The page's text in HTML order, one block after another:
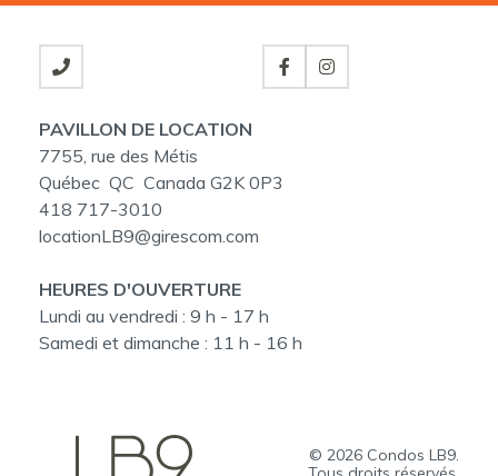
PAVILLON DE LOCATION
7755, rue des Métis
Québec QC Canada G2K 0P3
418 717-3010
locationLB9@girescom.com
HEURES D'OUVERTURE
Lundi au vendredi : 9 h - 17 h
Samedi et dimanche : 11 h - 16 h
© 2026 Condos LB9.